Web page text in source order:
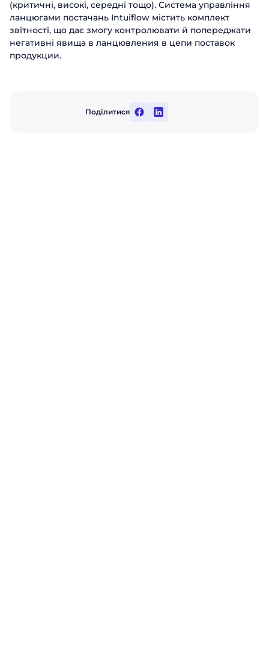
(критичні, високі, середні тощо). Система управління
ланцюгами постачань Intuiflow містить комплект
звітності, що дає змогу контролювати й попереджати
негативні явища в ланцювления в цепи поставок
продукции.
Поділитися